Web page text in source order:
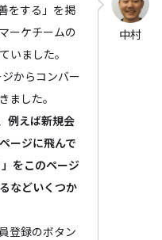
をする」を掲
ーケチームの
いました。
からコンバー
ました。
例えば新規会
ージに飛んで
をこのページ
などいくつか
登録のボタン
中村